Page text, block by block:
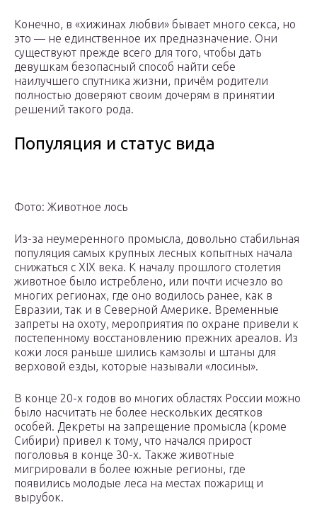
Конечно, в «хижинах любви» бывает много секса, но
это — не единственное их предназначение. Они
существуют прежде всего для того, чтобы дать
девушкам безопасный способ найти себе
наилучшего спутника жизни, причём родители
полностью доверяют своим дочерям в принятии
решений такого рода.
Популяция и статус вида
Фото: Животное лось
Из-за неумеренного промысла, довольно стабильная
популяция самых крупных лесных копытных начала
снижаться с XIX века. К началу прошлого столетия
животное было истреблено, или почти исчезло во
многих регионах, где оно водилось ранее, как в
Евразии, так и в Северной Америке. Временные
запреты на охоту, мероприятия по охране привели к
постепенному восстановлению прежних ареалов. Из
кожи лося раньше шились камзолы и штаны для
верховой езды, которые называли «лосины».
В конце 20-х годов во многих областях России можно
было насчитать не более нескольких десятков
особей. Декреты на запрещение промысла (кроме
Сибири) привел к тому, что начался прирост
поголовья в конце 30-х. Также животные
мигрировали в более южные регионы, где
появились молодые леса на местах пожарищ и
вырубок.